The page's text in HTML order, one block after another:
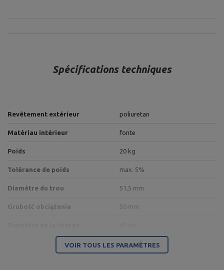
Spécifications techniques
Revêtement extérieur poliuretan
Matériau intérieur fonte
Poids 20 kg
Tolérance de poids max. 5%
Diamètre du trou 51,5 mm
Grubość obciążenia 50 mm
aus Polyurethane
VOIR TOUS LES PARAMÈTRES